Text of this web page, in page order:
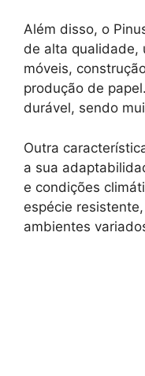
Além disso, o
de alta qualidade,
móveis,
produção de
durável, sendo
Outra
a sua
e condições
espécie
ambientes